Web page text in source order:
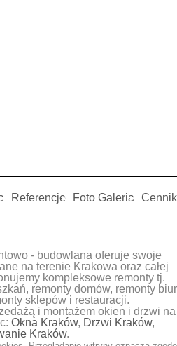
Referencje Foto Galeria
Cennik
- budowlana oferuje swoje
na terenie Krakowa oraz całej
kompleksowe remonty tj.
remonty domów, remonty biur
sklepów i restauracji.
i montażem okien i drzwi na
Okna Kraków, Drzwi Kraków,
Kraków.